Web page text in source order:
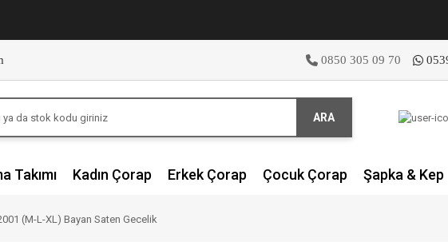
0850 305 09 70
ARA
Takımı Kadın Çorap Erkek Çorap Çocuk Çorap Şapka & Kep
(M-L-XL) Bayan Saten Gecelik